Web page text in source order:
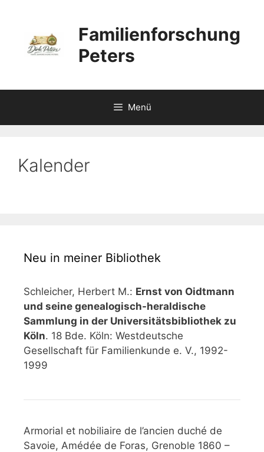
springen
Familienforschung
Peters
Menü
Kalender
Neu in meiner Bibliothek
Schleicher, Herbert M.: Ernst von Oidtmann
und seine genealogisch-heraldische
Sammlung in der Universitätsbibliothek zu
Köln. 18 Bde. Köln: Westdeutsche
Gesellschaft für Familienkunde e. V., 1992-
1999
Armorial et nobiliaire de l’ancien duché de
Savoie, Amédée de Foras, Grenoble 1860 –